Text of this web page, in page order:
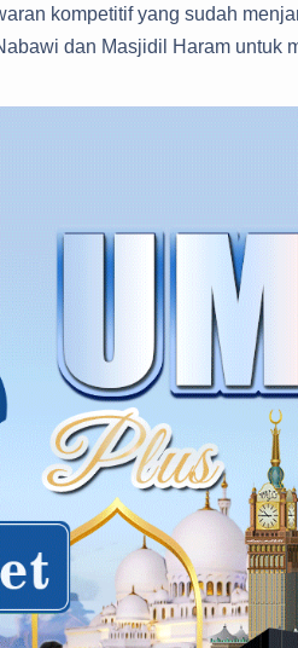
kompetitif yang sudah
dan Masjidil Haram untuk